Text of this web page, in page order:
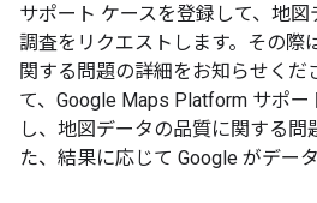
サポート ケースを登録して、地
調査をリクエストします。その際
関する問題の詳細をお知らせくだ
て、Google Maps Platform サポ
し、地図データの品質に関する問
た、結果に応じて Google がデー